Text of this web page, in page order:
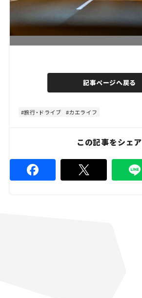
e
d
%
記事ページへ戻る
旅行・ドライブ カエライフ
この記事をシェア